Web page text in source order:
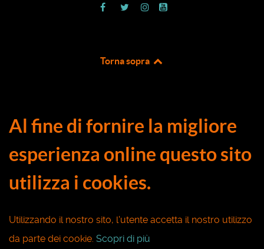
Torna sopra
Al fine di fornire la migliore
esperienza online questo sito
utilizza i cookies.
Utilizzando il nostro sito, l'utente accetta il nostro utilizzo
da parte dei cookie. Scopri di più